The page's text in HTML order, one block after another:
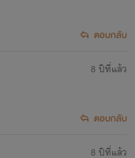
ตอบกลับ
8 ปีที่แล้ว
ตอบกลับ
8 ปีที่แล้ว